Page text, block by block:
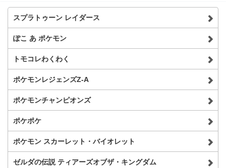
スプラトゥーン レイダース
ぽこ あ ポケモン
トモコレわくわく
ポケモンレジェンズZ-A
ポケモンチャンピオンズ
ポケポケ
ポケモン スカーレット・バイオレット
ゼルダの伝説 ティアーズオブザ・キングダム